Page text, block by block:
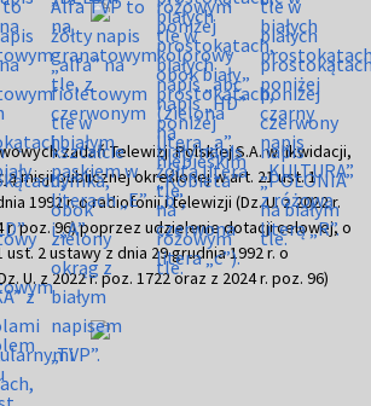
zadań Telewizji Polskiej S.A. w likwidacji,
misji publicznej określonej w art. 21 ust. 1
1992 r. o radiofonii i telewizji (Dz. U. z 2022 r.
r. poz. 96) poprzez udzielenie dotacji celowej, o
2 ustawy z dnia 29 grudnia 1992 r. o
U. z 2022 r. poz. 1722 oraz z 2024 r. poz. 96)